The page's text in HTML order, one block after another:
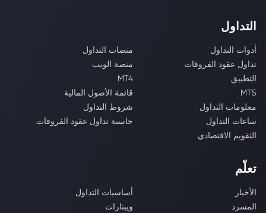
التداول
أدوات التداول
منصات التداول
تداول عقود الفروقات
منصة الويب
التطبيق
MT4
MT5
قائمة الأصول المالية
معلومات التداول
شروط التداول
ساعات التداول
حاسبة تداول عقود الفروقات
التقويم الاقتصادي
تعلّم
الأخبار
أساسيات التداول
المسرد
ويبنارات